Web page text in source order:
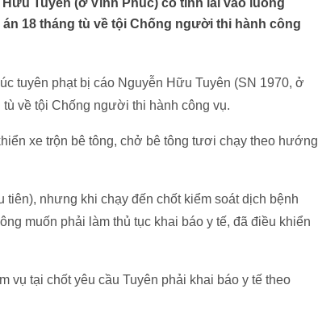
Tuyên (ở Vĩnh Phúc) cố tình lái vào luồng
18 tháng tù về tội Chống người thi hành công
tuyên phạt bị cáo Nguyễn Hữu Tuyên (SN 1970, ở
về tội Chống người thi hành công vụ.
xe trộn bê tông, chở bê tông tươi chạy theo hướng
nhưng khi chạy đến chốt kiểm soát dịch bệnh
muốn phải làm thủ tục khai báo y tế, đã điều khiển
tại chốt yêu cầu Tuyên phải khai báo y tế theo